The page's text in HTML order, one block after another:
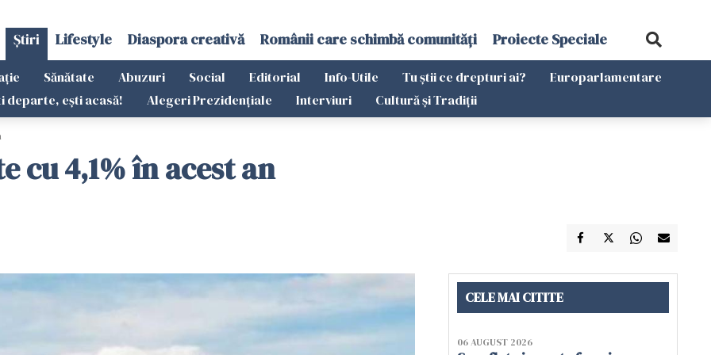
Știri Lifestyle Diaspora creativă Românii care schimbă comunități Proiecte Speciale
Sănătate Abuzuri Social Editorial Info-Utile Tu știi ce drepturi ai?
Europarlamentare
departe, ești acasă!
Alegeri Prezidențiale Interviuri Cultură și Tradiții
cu 4,1% în acest an
CELE MAI CITITE
06 AUGUST 2026